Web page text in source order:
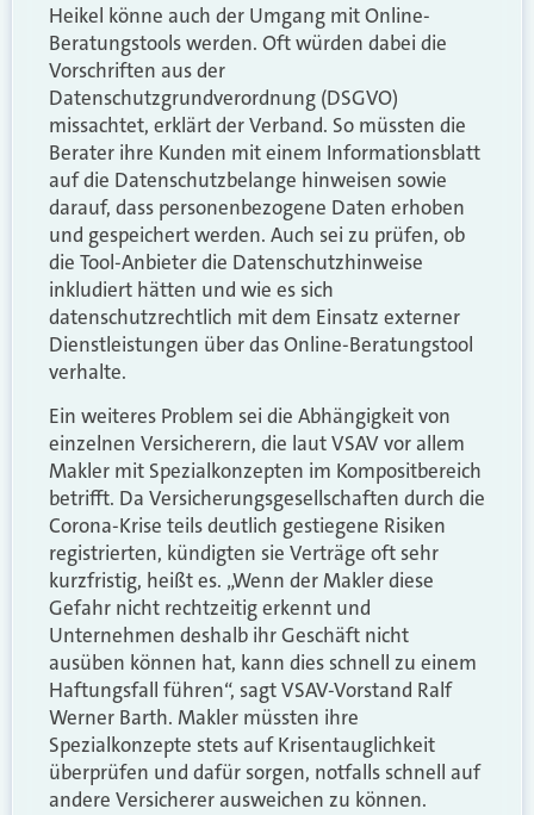
Heikel könne auch der Umgang mit Online-
Beratungstools werden. Oft würden dabei die
Vorschriften aus der
Datenschutzgrundverordnung (DSGVO)
missachtet, erklärt der Verband. So müssten die
Berater ihre Kunden mit einem Informationsblatt
auf die Datenschutzbelange hinweisen sowie
darauf, dass personenbezogene Daten erhoben
und gespeichert werden. Auch sei zu prüfen, ob
die Tool-Anbieter die Datenschutzhinweise
inkludiert hätten und wie es sich
datenschutzrechtlich mit dem Einsatz externer
Dienstleistungen über das Online-Beratungstool
verhalte.
Ein weiteres Problem sei die Abhängigkeit von
einzelnen Versicherern, die laut VSAV vor allem
Makler mit Spezialkonzepten im Kompositbereich
betrifft. Da Versicherungsgesellschaften durch die
Corona-Krise teils deutlich gestiegene Risiken
registrierten, kündigten sie Verträge oft sehr
kurzfristig, heißt es. „Wenn der Makler diese
Gefahr nicht rechtzeitig erkennt und
Unternehmen deshalb ihr Geschäft nicht
ausüben können hat, kann dies schnell zu einem
Haftungsfall führen“, sagt VSAV-Vorstand Ralf
Werner Barth. Makler müssten ihre
Spezialkonzepte stets auf Krisentauglichkeit
überprüfen und dafür sorgen, notfalls schnell auf
andere Versicherer ausweichen zu können.